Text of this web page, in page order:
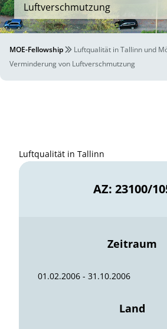
Luftverschmutzung
MOE-Fellowship
Luftqualität in Tallinn und
Verminderung von Luftverschmutzung
Luftqualität in Tallinn
AZ: 23100/
Zeitraum
01.02.2006 - 31.10.2006
Land